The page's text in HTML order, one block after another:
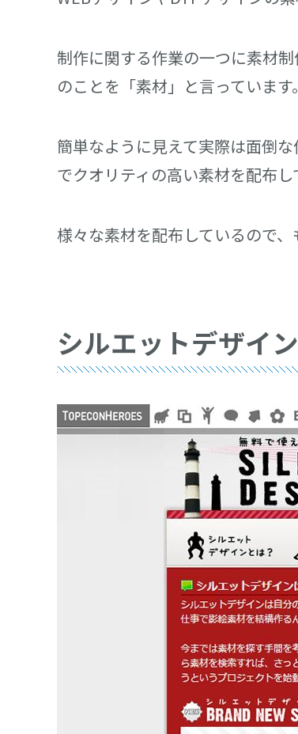
制作に関する作業の一つに素材
のことを「素材」と言っています。
簡単なように見えて実際は面倒
でクオリティの高い素材を配布
様々な素材を配布しているので
シルエットデザイン